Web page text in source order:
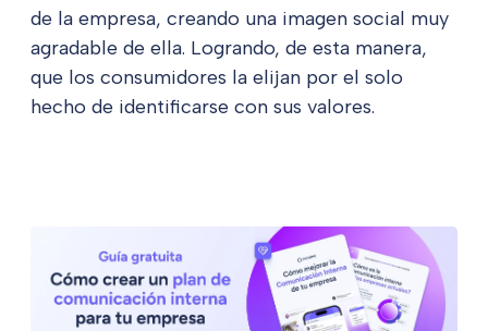
de la empresa, creando una imagen social muy
agradable de ella. Logrando, de esta manera,
que los consumidores la elijan por el solo
hecho de identificarse con sus valores.